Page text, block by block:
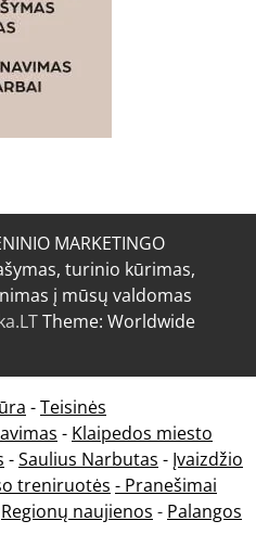
MARKETINGO
turinio kūrimas,
į mūsų valdomas
Theme: Worldwide
-Teisinės
- Klaipedos miesto
-Saulius Narbutas - Įvaizdžio
treniruotės - Pranešimai
Regionų naujienos - Palangos